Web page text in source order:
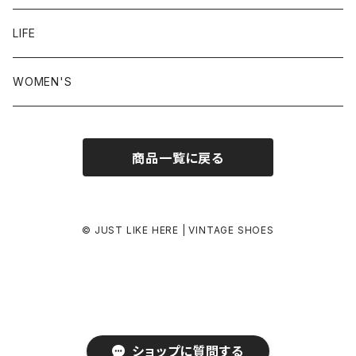
ショップに質問する
24.5-25.0 cm
25.0-25.5 cm
26.0-26.5 cm
26.5-27.0 cm
LIFE
WOMEN'S
商品一覧に戻る
© JUST LIKE HERE | VINTAGE SHOES